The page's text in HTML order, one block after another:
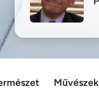
Művészek